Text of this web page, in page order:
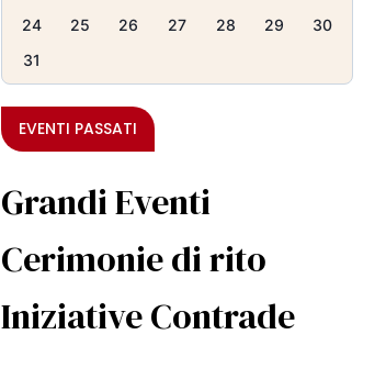
24
25 26 27 28 29
30
31
EVENTI PASSATI
Grandi Eventi
Cerimonie di rito
Iniziative Contrade